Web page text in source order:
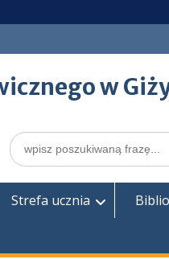
w
Search
for:
Strefa ucznia